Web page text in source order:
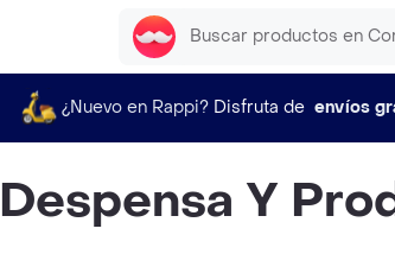
¿Nuevo en Rappi? Disfruta de envíos
Despensa Y